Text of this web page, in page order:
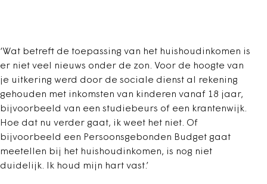
‘Wat betreft de toepassing van het huishoudinkomen is
er niet veel nieuws onder de zon. Voor de hoogte van
je uitkering werd door de sociale dienst al rekening
gehouden met inkomsten van kinderen vanaf 18 jaar,
bijvoorbeeld van een studiebeurs of een krantenwijk.
Hoe dat nu verder gaat, ik weet het niet. Of
bijvoorbeeld een Persoonsgebonden Budget gaat
meetellen bij het huishoudinkomen, is nog niet
duidelijk. Ik houd mijn hart vast.’